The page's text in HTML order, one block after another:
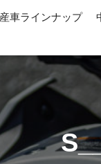
車ラインナップ